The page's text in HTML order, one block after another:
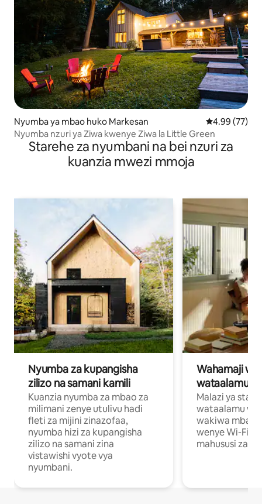
Nyumba ya mbao huko Markesan Ukadiriaji wa
4.99 (77)
Nyumba nzuri ya Ziwa kwenye Ziwa la Little Green
Starehe za nyumbani na bei nzuri za
kuanzia mwezi mmoja
Nyumba za kupangisha
zilizo na samani kamili
Kuanzia nyumba za mbao za
milimani zenye utulivu hadi
fleti za mijini zinazofaa,
nyumba hizi za kupangisha
zilizo na samani zina
vistawishi vyote vya
nyumbani.
Wahamaji
wataalamu
Malazi ya
wataalamu
wakiwa mbali
wenye Wi-Fi
mahususi za